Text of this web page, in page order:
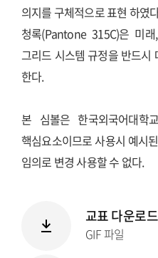
의지를 구체적으로 표현 하였
청록(Pantone 315C)은 미
그리드 시스템 규정을 반드시
한다.
본 심볼은 한국외국어대학
핵심요소이므로 사용시 예시
임의로 변경 사용할 수 없다.
교표 다운로드
GIF 파일